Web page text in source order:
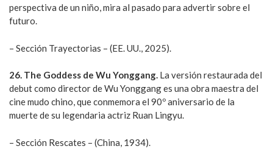
perspectiva de un niño, mira al pasado para advertir sobre el
futuro.
– Sección Trayectorias – (EE. UU., 2025).
26. The Goddess de Wu Yonggang. La versión restaurada del
debut como director de Wu Yonggang es una obra maestra del
cine mudo chino, que conmemora el 90º aniversario de la
muerte de su legendaria actriz Ruan Lingyu.
– Sección Rescates – (China, 1934).